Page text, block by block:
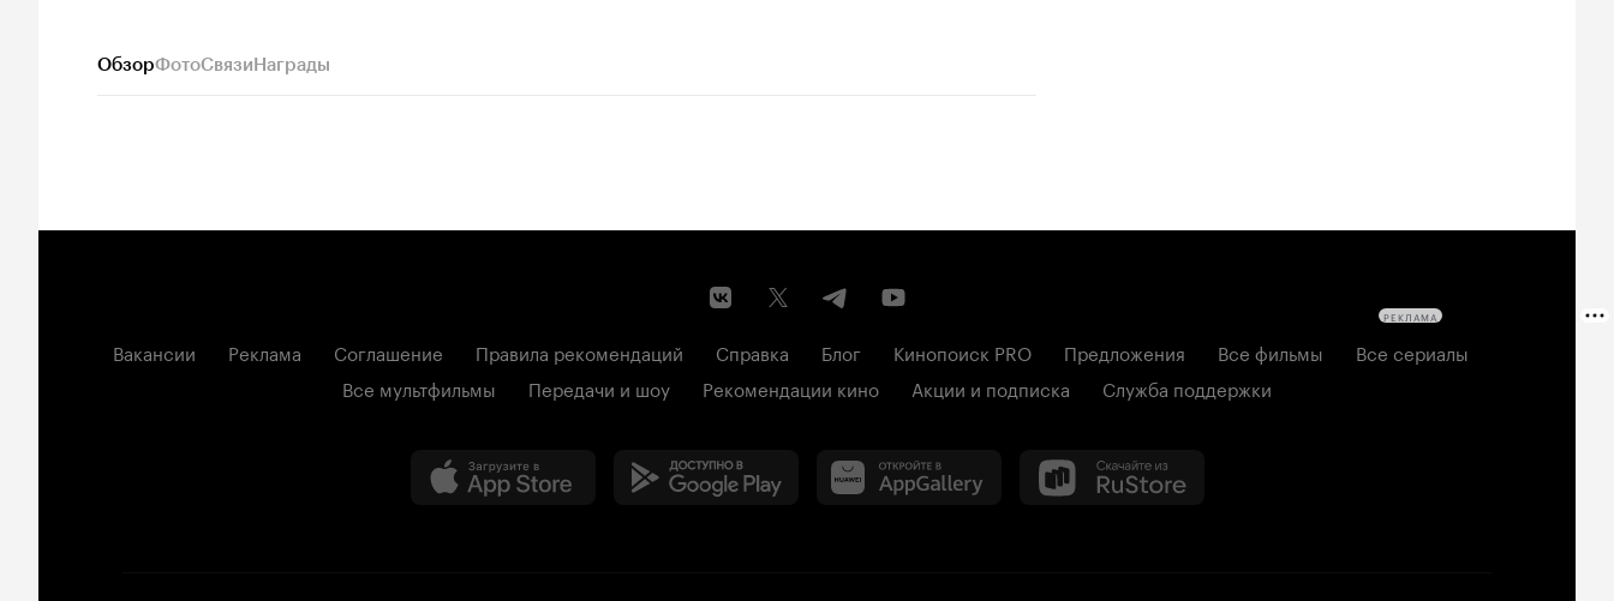
ОбзорФотоСвязиНаграды
Вакансии Реклама Соглашение Правила рекомендаций Справка Блог Кинопоиск PRO Предложения Все фильмы
Все сериалы
Все мультфильмы
Передачи и шоу Рекомендации кино Акции и подписка Служба поддержки
РЕКЛАМА